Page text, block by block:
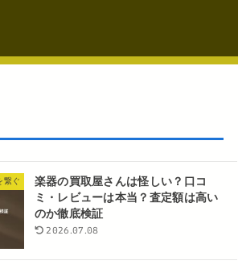
繋ぐ
楽器の買取屋さんは怪しい？口コ
ミ・レビューは本当？査定額は高い
のか徹底検証
2026.07.08